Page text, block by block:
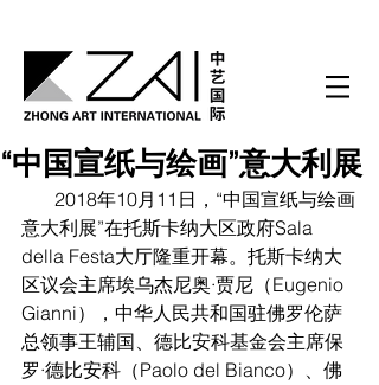
“中国宣纸与绘画”意大利展
意大利展”在托斯卡纳大区政府Sala
della Festa大厅隆重开幕。托斯卡纳大
区议会主席埃乌杰尼奥·贾尼（Eugenio
Gianni），中华人民共和国驻佛罗伦萨
总领事王辅国、德比安科基金会主席保
罗·德比安科（Paolo del Bianco）、佛